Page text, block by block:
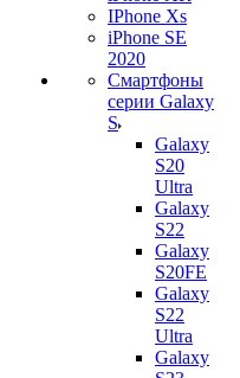
IPhone Xs
iPhone SE
2020
Смартфоны
серии Galaxy
S
Galaxy
S20
Ultra
Galaxy
S22
Galaxy
S20FE
Galaxy
S22
Ultra
Galaxy